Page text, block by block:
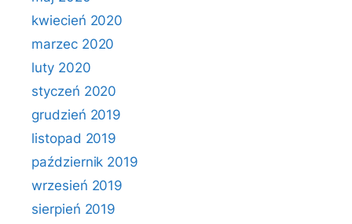
kwiecień 2020
marzec 2020
luty 2020
styczeń 2020
grudzień 2019
listopad 2019
październik 2019
wrzesień 2019
sierpień 2019